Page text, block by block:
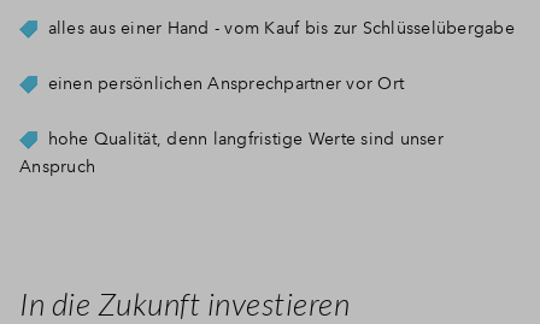
alles aus einer Hand - vom Kauf bis zur Schlüsselübergabe
einen persönlichen Ansprechpartner vor Ort
hohe Qualität, denn langfristige Werte sind unser
Anspruch
In die Zukunft investieren